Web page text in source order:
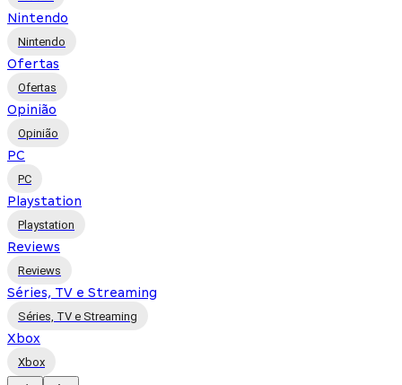
Nintendo
Nintendo
Ofertas
Ofertas
Opinião
Opinião
PC
PC
Playstation
Playstation
Reviews
Reviews
Séries, TV e Streaming
Séries, TV e Streaming
Xbox
Xbox